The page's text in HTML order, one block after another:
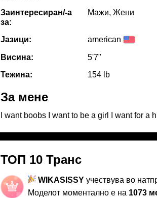
Заинтересиран/-а
за:
Мажи, Жени
Јазици: american
Висина:
5'7"
Тежина:
154 lb
За мене
I want boobs I want to be a girl I want for a
ТОП 10 Транс
WIKASISSY учествува во
Моделот моментално е на 1073